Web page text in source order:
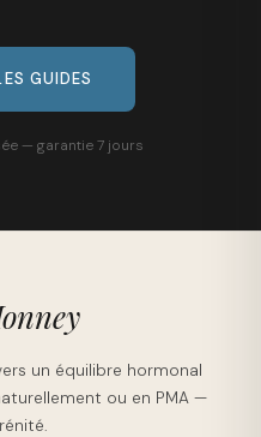
GUIDES
— garantie 7 jours
un équilibre hormonal
ou en PMA —